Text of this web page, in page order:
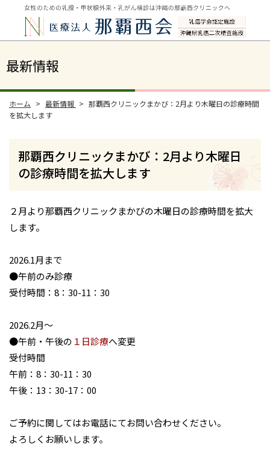
最新情報
ホーム 最新情報
那覇西クリニックまかび：2月より木曜日の診療時間
を拡大します
那覇西クリニックまかび：2月より木曜日
の診療時間を拡大します
２月より那覇西クリニックまかびの木曜日の診療時間を拡大
します。
2026.1月まで
●午前のみ診療
受付時間：8：30-11：30
2026.2月～
●午前・午後の １日診療へ変更
受付時間
午前：8：30-11：30
午後：13：30-17：00
ご予約に関してはお電話にてお問い合わせください。
よろしくお願いします。